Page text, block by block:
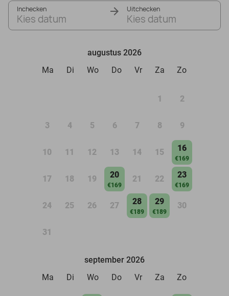
Inchecken
Kies datum
Uitchecken
Kies datum
augustus 2026
Ma
Di Wo Do Vr Za Zo
1 2
3 4 5 6 7 8 9
10 11 12 13 14 15 16
€169
17 18 19 20
€169
21 22 23
€169
24 25 26 27 28
€189
29
€189
30
31
september 2026
Ma
Di Wo Do Vr Za Zo